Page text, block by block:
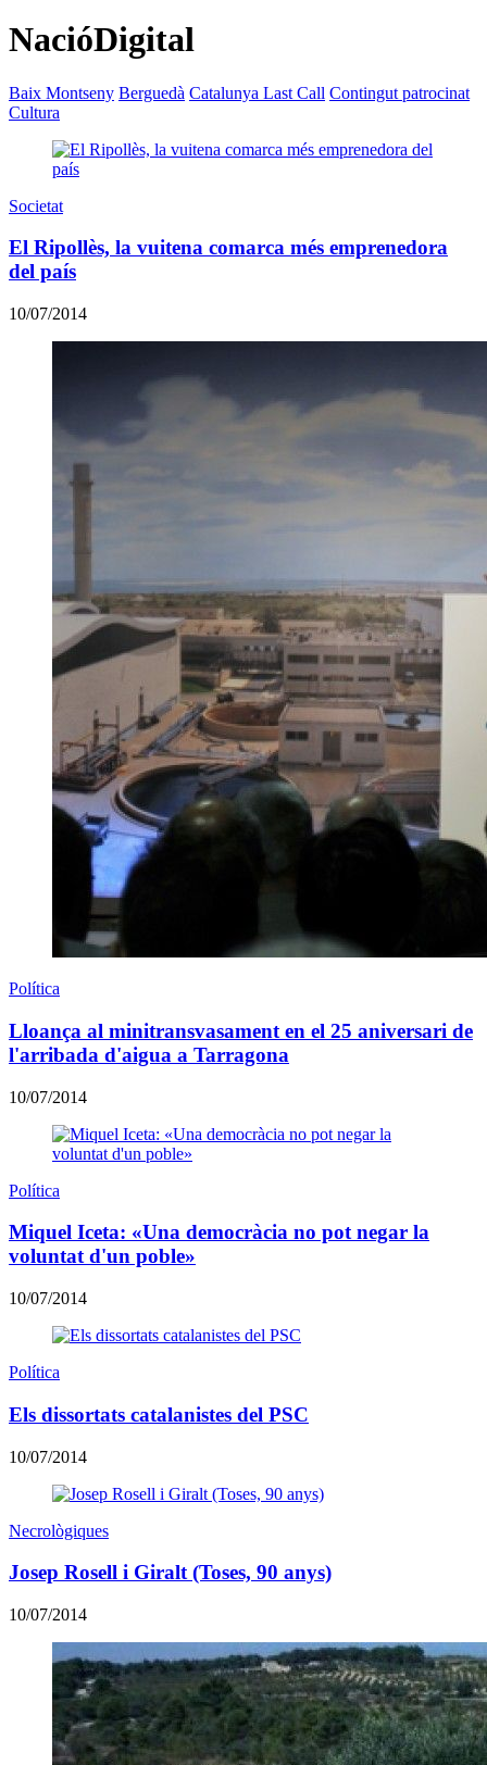
NacióDigital
Baix Montseny Berguedà Catalunya Last Call Contingut patrocinat
Cultura
Societat
El Ripollès, la vuitena comarca més emprenedora
del país
10/07/2014
Política
Lloança al minitransvasament en el 25 aniversari de
l'arribada d'aigua a Tarragona
10/07/2014
Política
Miquel Iceta: «Una democràcia no pot negar la
voluntat d'un poble»
10/07/2014
Política
Els dissortats catalanistes del PSC
10/07/2014
Necrològiques
Josep Rosell i Giralt (Toses, 90 anys)
10/07/2014